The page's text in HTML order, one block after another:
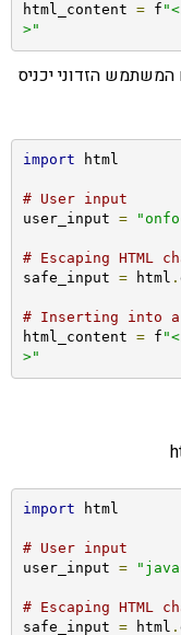
html_content = f
>"
הזדוני יכניס
import html
# User input
user_input =
# Escaping HTML
safe_input = html .
# Inserting into a
html_content = f
>"
import html
# User input
user_input =
# Escaping HTML
safe_input = html .